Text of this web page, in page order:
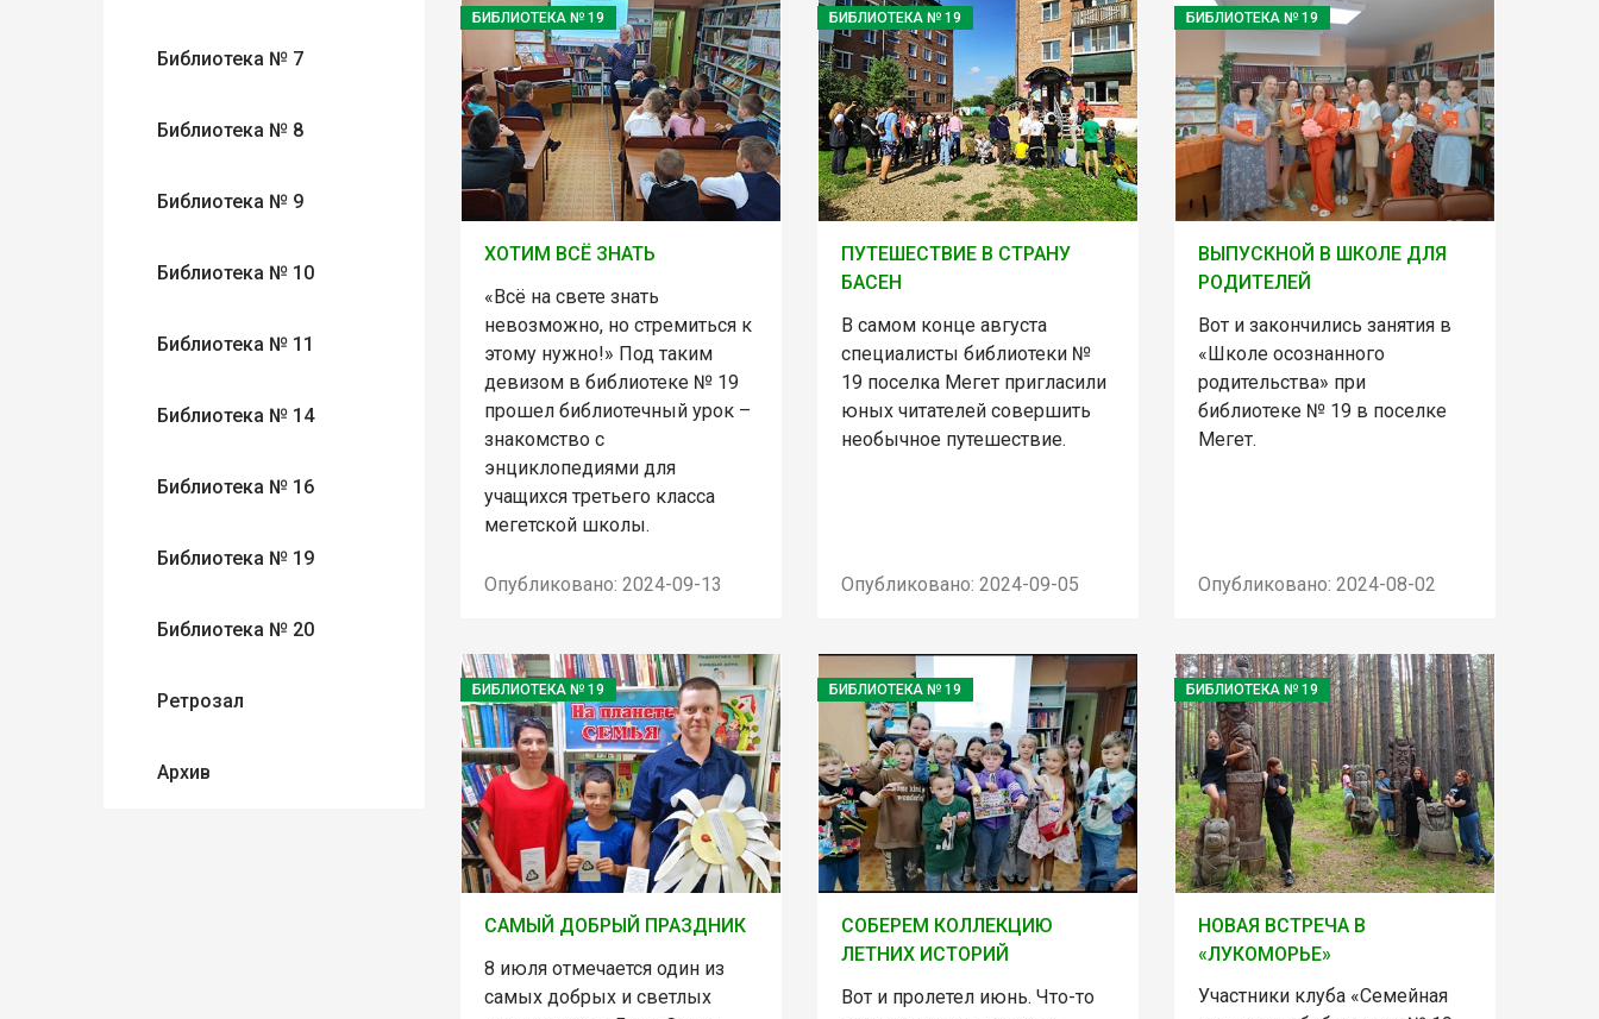
Библиотека № 7
Библиотека № 8
Библиотека № 9
Библиотека № 10
Библиотека № 11
Библиотека № 14
Библиотека № 16
Библиотека № 19
Библиотека № 20
Ретрозал
Архив
БИБЛИОТЕКА № 19
ХОТИМ ВСЁ ЗНАТЬ
«Всё на свете знать
невозможно, но стремиться к
этому нужно!» Под таким
девизом в библиотеке № 19
прошел библиотечный урок –
знакомство с
энциклопедиями для
учащихся третьего класса
мегетской школы.
Опубликовано: 2024-09-13
БИБЛИОТЕКА № 19
ПУТЕШЕСТВИЕ В СТРАНУ
БАСЕН
В самом конце августа
специалисты библиотеки №
19 поселка Мегет пригласили
юных читателей совершить
необычное путешествие.
Опубликовано: 2024-09-05
БИБЛИОТЕКА № 19
ВЫПУСКНОЙ В ШКОЛЕ ДЛЯ
РОДИТЕЛЕЙ
Вот и закончились занятия в
«Школе осознанного
родительства» при
библиотеке № 19 в поселке
Мегет.
Опубликовано: 2024-08-02
БИБЛИОТЕКА № 19
САМЫЙ ДОБРЫЙ ПРАЗДНИК
8 июля отмечается один из
самых добрых и светлых
БИБЛИОТЕКА № 19
СОБЕРЕМ КОЛЛЕКЦИЮ
ЛЕТНИХ ИСТОРИЙ
Вот и пролетел июнь. Что-то
БИБЛИОТЕКА № 19
НОВАЯ ВСТРЕЧА В
«ЛУКОМОРЬЕ»
Участники клуба «Семейная